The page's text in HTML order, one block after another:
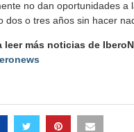
no dan oportunidades a
dos o tres años sin hacer
leer más noticias de